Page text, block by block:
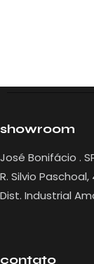
showroom
José Bonifácio .
R. Silvio
Dist. Industrial
contato